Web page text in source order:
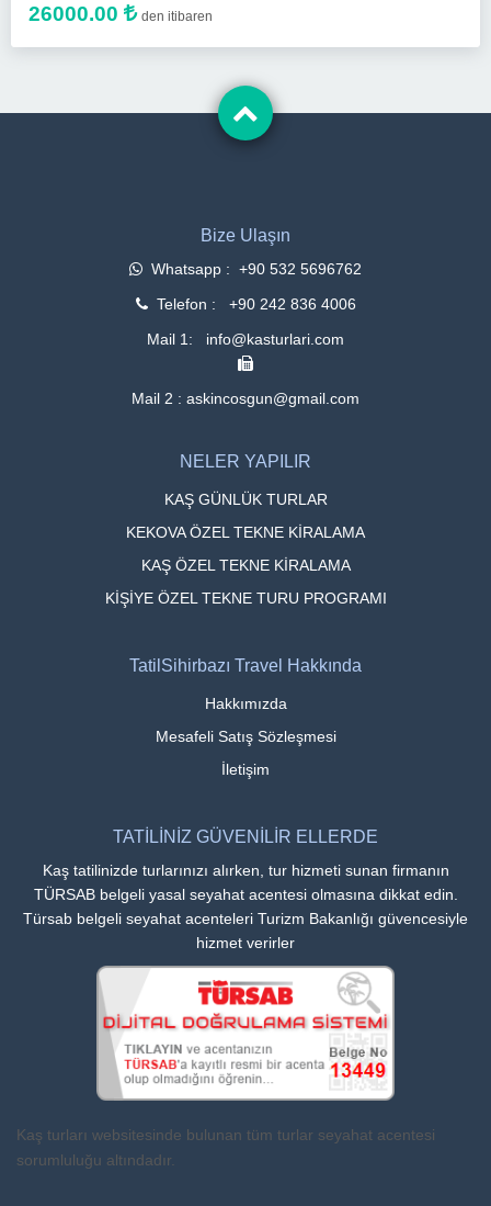
26000.00 den itibaren
Bize Ulaşın
Whatsapp : +90 532 5696762
Telefon : +90 242 836 4006
Mail 1: info@kasturlari.com
Mail 2 : askincosgun@gmail.com
NELER YAPILIR
KAŞ GÜNLÜK TURLAR
KEKOVA ÖZEL TEKNE KİRALAMA
KAŞ ÖZEL TEKNE KİRALAMA
KİŞİYE ÖZEL TEKNE TURU PROGRAMI
TatilSihirbazı Travel Hakkında
Hakkımızda
Mesafeli Satış Sözleşmesi
İletişim
TATİLİNİZ GÜVENİLİR ELLERDE
Kaş tatilinizde turlarınızı alırken, tur hizmeti sunan firmanın
TÜRSAB belgeli yasal seyahat acentesi olmasına dikkat edin.
Türsab belgeli seyahat acenteleri Turizm Bakanlığı güvencesiyle
hizmet verirler
Kaş turları websitesinde bulunan tüm turlar seyahat acentesi
sorumluluğu altındadır.